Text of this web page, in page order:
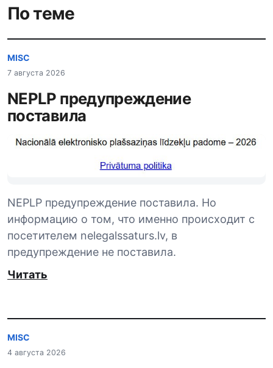
По теме
MISC
7 августа 2026
NEPLP предупреждение
поставила
NEPLP предупреждение поставила. Но
информацию о том, что именно происходит с
посетителем nelegalssaturs.lv, в
предупреждение не поставила.
Читать
MISC
4 августа 2026